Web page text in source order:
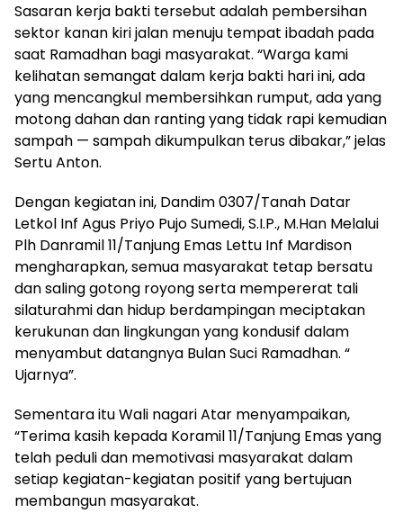
Sasaran kerja bakti tersebut adalah pembersihan
sektor kanan kiri jalan menuju tempat ibadah pada
saat Ramadhan bagi masyarakat. “Warga kami
kelihatan semangat dalam kerja bakti hari ini, ada
yang mencangkul membersihkan rumput, ada yang
motong dahan dan ranting yang tidak rapi kemudian
sampah — sampah dikumpulkan terus dibakar,” jelas
Sertu Anton.
Dengan kegiatan ini, Dandim 0307/Tanah Datar
Letkol Inf Agus Priyo Pujo Sumedi, S.I.P., M.Han Melalui
Plh Danramil 11/Tanjung Emas Lettu Inf Mardison
mengharapkan, semua masyarakat tetap bersatu
dan saling gotong royong serta mempererat tali
silaturahmi dan hidup berdampingan meciptakan
kerukunan dan lingkungan yang kondusif dalam
menyambut datangnya Bulan Suci Ramadhan. “
Ujarnya”.
Sementara itu Wali nagari Atar menyampaikan,
“Terima kasih kepada Koramil 11/Tanjung Emas yang
telah peduli dan memotivasi masyarakat dalam
setiap kegiatan-kegiatan positif yang bertujuan
membangun masyarakat.